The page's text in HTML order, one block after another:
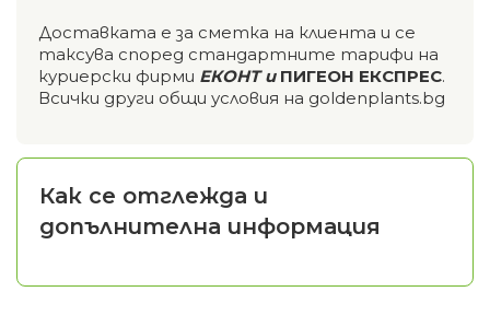
Доставката е за сметка на клиента и се
таксува според стандартните тарифи на
куриерски фирми ЕКОНТ и ПИГЕОН ЕКСПРЕС.
Всички други общи условия на goldenplants.bg
Как се отглежда и
допълнителна информация